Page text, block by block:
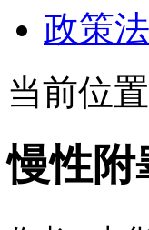
政策
当前位置
慢性附